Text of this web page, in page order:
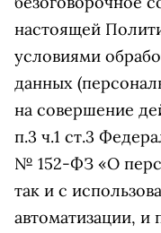
настоящей
условиями
данных
на совершение
п.3 ч.1 ст.3
№ 152-ФЗ «О
так и с
автоматизации, и